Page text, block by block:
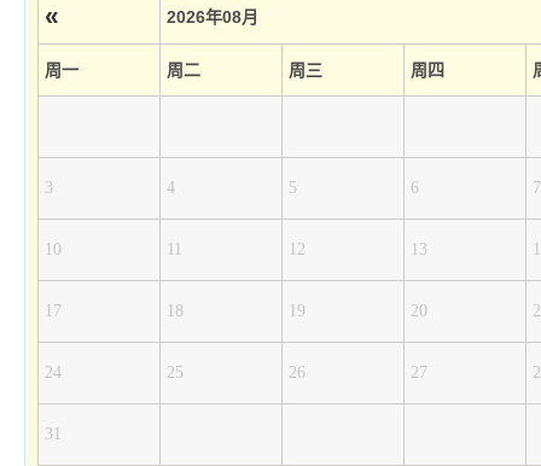
« 2026年08月
周一 周二 周三 周四
3 4 5 6 7
10 11 12 13
17 18 19 20
24 25 26 27
31